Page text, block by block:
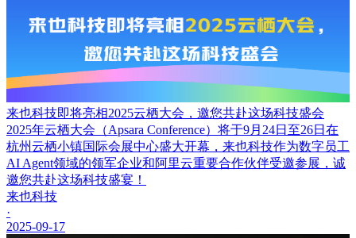
来也科技即将亮相2025云栖大会，邀您共赴这场科技盛会
2025年云栖大会（Apsara Conference）将于9月24日至26日在
杭州云栖小镇国际会展中心盛大开幕，来也科技作为数字员工
AI Agent领域的领军企业和阿里云重要合作伙伴受邀参展，诚
邀您共赴这场科技盛宴！
来也科技
·
2025-09-17